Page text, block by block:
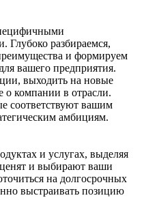
разбираемся,
и формируем
вашего предприятия.
выходить на новые
о компании в отрасли.
соответствуют вашим
амбициям.
и услугах, выделяя
и выбирают ваши
на долгосрочных
выстраивать позицию